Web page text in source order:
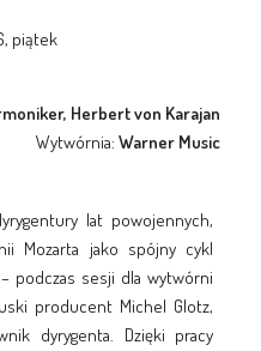
piątek
Herbert von Karajan
Wytwórnia:Warner Music
lat powojennych,
Mozarta jako spójny cykl
podczas sesji dla wytwórni
producent Michel Glotz,
dyrygenta. Dzięki pracy